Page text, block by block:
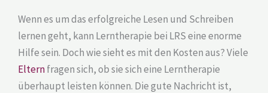
Wenn es um das erfolgreiche Lesen und Schreiben
lernen geht, kann Lerntherapie bei LRS eine enorme
Hilfe sein. Doch wie sieht es mit den Kosten aus? Viele
Elternfragen sich, ob sie sich eine Lerntherapie
überhaupt leisten können. Die gute Nachricht ist,